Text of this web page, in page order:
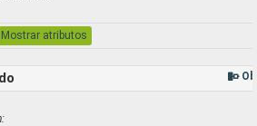
Mostrar atributos